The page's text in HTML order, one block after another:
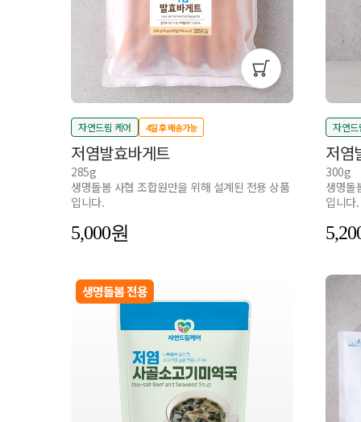
자연드림 케어 4일 후 배송가능
저염발효바게트
285g
생명돌봄 사협 조합원만을 위해 설계된 전용 상품
입니다.
5,000
자연드
저염
300g
생명돌
입니다.
생명돌봄 전용